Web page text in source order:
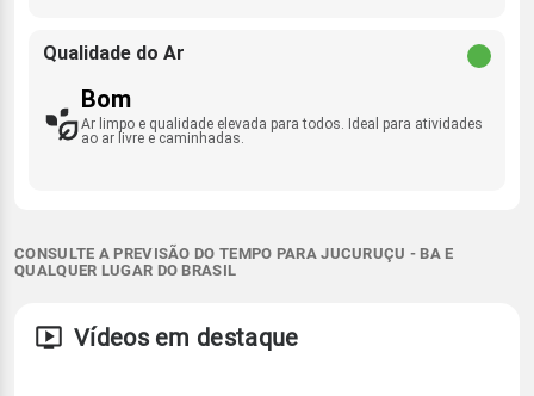
Qualidade do Ar
Bom
Ar limpo e qualidade elevada para todos. Ideal para atividades
ao ar livre e caminhadas.
CONSULTE A PREVISÃO DO TEMPO PARA JUCURUÇU - BA E
QUALQUER LUGAR DO BRASIL
Vídeos em destaque